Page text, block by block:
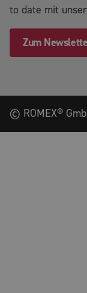
to date mit
Zum
© ROMEX®